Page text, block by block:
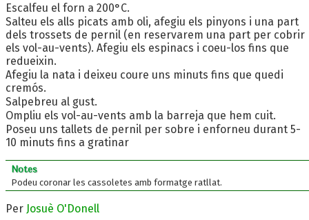
Escalfeu el forn a 200°C.
Salteu els alls picats amb oli, afegiu els pinyons i una part
dels trossets de pernil (en reservarem una part per cobrir
els vol-au-vents). Afegiu els espinacs i coeu-los fins que
redueixin.
Afegiu la nata i deixeu coure uns minuts fins que quedi
cremós.
Salpebreu al gust.
Ompliu els vol-au-vents amb la barreja que hem cuit.
Poseu uns tallets de pernil per sobre i enforneu durant 5-
10 minuts fins a gratinar
Notes
Podeu coronar les cassoletes amb formatge ratllat.
Per Josuè O'Donell